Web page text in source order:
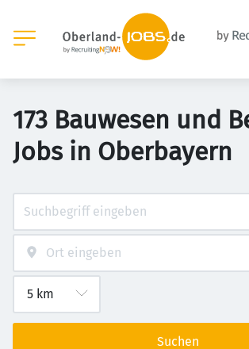
173 Bauwesen und
Jobs in Oberbayern
Suchen